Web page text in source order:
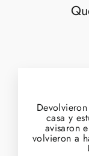
casa y
avisaron
volvieron a